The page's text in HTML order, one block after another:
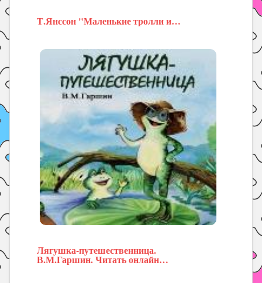
Т.Янссон "Маленькие тролли и…
Лягушка-путешественница.
В.М.Гаршин. Читать онлайн…